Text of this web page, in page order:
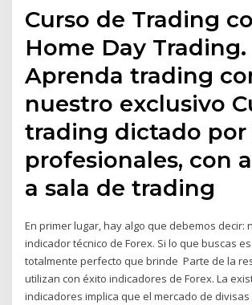
Curso de Trading
Home Day Trading.
Aprenda trading
nuestro exclusivo
trading dictado por
profesionales, con
a sala de trading
En primer lugar, hay algo que debemos decir:
indicador técnico de Forex. Si lo que buscas
totalmente perfecto que brinde Parte de la
utilizan con éxito indicadores de Forex. La
indicadores implica que el mercado de